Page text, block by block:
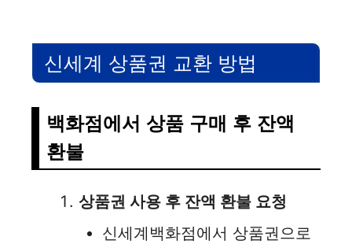
신세계 상품권 교환 방법
백화점에서 상품 구매 후 잔액
환불
상품권 사용 후 잔액 환불 요청
신세계백화점에서 상품권으로